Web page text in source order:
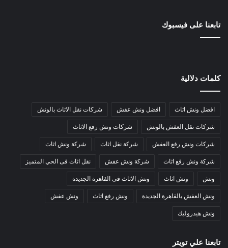
تابعنا على فيسبوك
كلمات دلالية
افضل ونش اثاث افضل ونش عفش شركات نقل الاثاث بالونش
شركات نقل العفش بالونش شركات ونش رفع الاثاث
شركات ونش رفع العفش شركة نقل اثاث شركة ونش اثاث
شركة ونش رفع اثاث شركة ونش عفش نقل اثاث فى الحي المتميز
ونش ونش اثاث ونش الاثاث فى القاهرة الجديدة
ونش العفش بالقاهرة الجديدة ونش رفع اثاث ونش عفش
ونش هيدروليك
تابعنا علي تويتر